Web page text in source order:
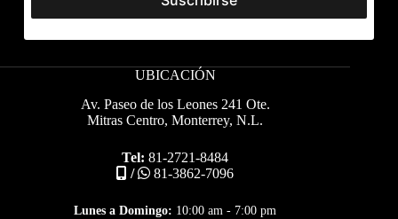
UBICACIÓN
Av. Paseo de los Leones 241 Ote.
Mitras Centro, Monterrey, N.L.
Tel: 81-2721-8484
/
81-3862-7096
Lunes a Domingo: 10:00 am - 7:00 pm